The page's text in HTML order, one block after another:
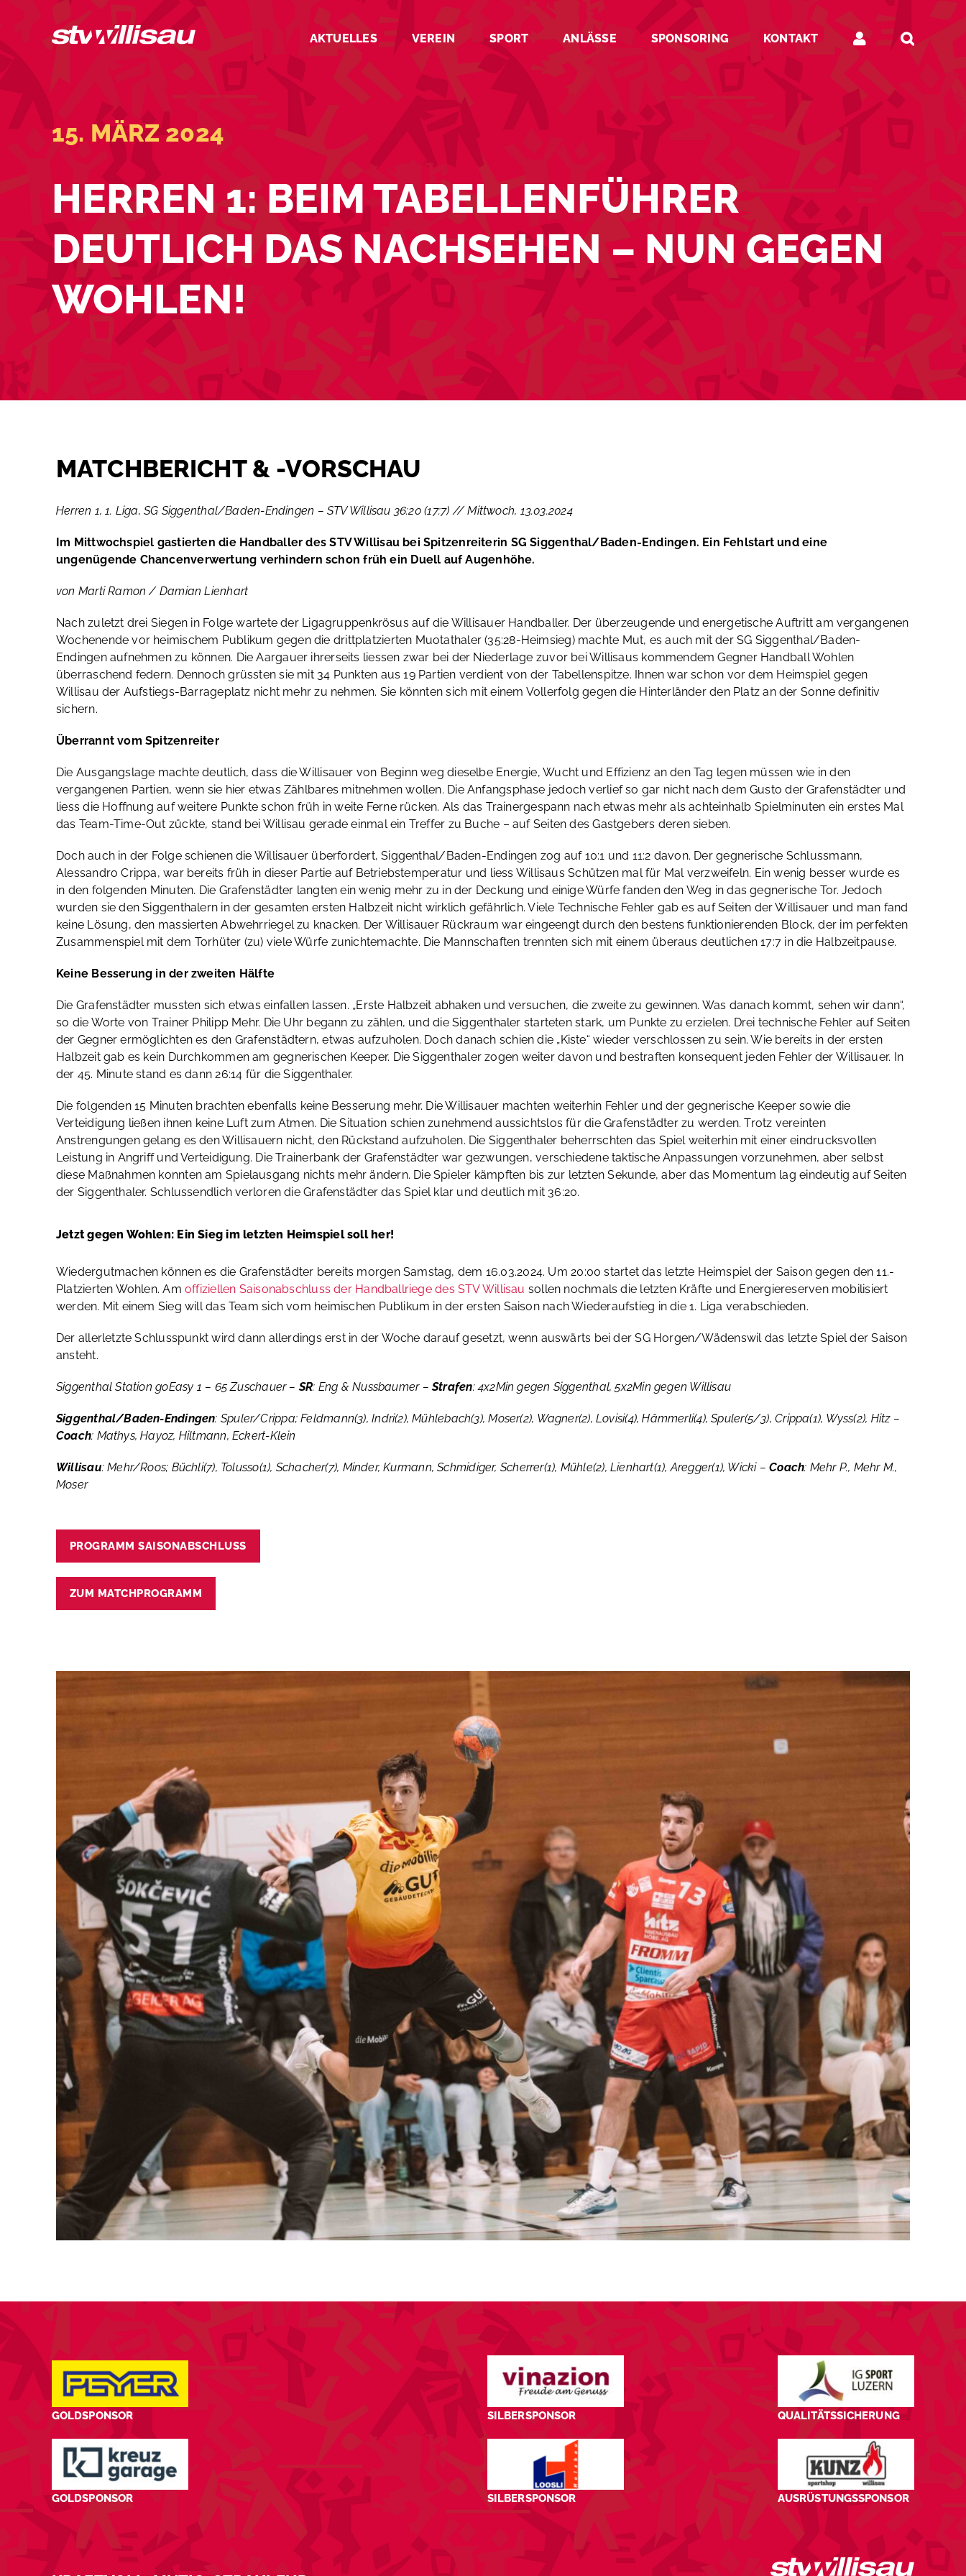
springen
AKTUELLES VEREIN SPORT ANLÄSSE SPONSORING KONTAKT
15. MÄRZ 2024
HERREN 1: BEIM TABELLENFÜHRER
DEUTLICH DAS NACHSEHEN – NUN GEGEN
WOHLEN!
MATCHBERICHT & -VORSCHAU
Herren 1, 1. Liga, SG Siggenthal/Baden-Endingen – STV Willisau 36:20 (17:7) // Mittwoch, 13.03.2024
Im Mittwochspiel gastierten die Handballer des STV Willisau bei Spitzenreiterin SG Siggenthal/Baden-Endingen. Ein Fehlstart und eine
ungenügende Chancenverwertung verhindern schon früh ein Duell auf Augenhöhe.
von Marti Ramon / Damian Lienhart
Nach zuletzt drei Siegen in Folge wartete der Ligagruppenkrösus auf die Willisauer Handballer. Der überzeugende und energetische Auftritt am vergangenen
Wochenende vor heimischem Publikum gegen die drittplatzierten Muotathaler (35:28-Heimsieg) machte Mut, es auch mit der SG Siggenthal/Baden-
Endingen aufnehmen zu können. Die Aargauer ihrerseits liessen zwar bei der Niederlage zuvor bei Willisaus kommendem Gegner Handball Wohlen
überraschend federn. Dennoch grüssten sie mit 34 Punkten aus 19 Partien verdient von der Tabellenspitze. Ihnen war schon vor dem Heimspiel gegen
Willisau der Aufstiegs-Barrageplatz nicht mehr zu nehmen. Sie könnten sich mit einem Vollerfolg gegen die Hinterländer den Platz an der Sonne definitiv
sichern.
Überrannt vom Spitzenreiter
Die Ausgangslage machte deutlich, dass die Willisauer von Beginn weg dieselbe Energie, Wucht und Effizienz an den Tag legen müssen wie in den
vergangenen Partien, wenn sie hier etwas Zählbares mitnehmen wollen. Die Anfangsphase jedoch verlief so gar nicht nach dem Gusto der Grafenstädter und
liess die Hoffnung auf weitere Punkte schon früh in weite Ferne rücken. Als das Trainergespann nach etwas mehr als achteinhalb Spielminuten ein erstes Mal
das Team-Time-Out zückte, stand bei Willisau gerade einmal ein Treffer zu Buche – auf Seiten des Gastgebers deren sieben.
Doch auch in der Folge schienen die Willisauer überfordert, Siggenthal/Baden-Endingen zog auf 10:1 und 11:2 davon. Der gegnerische Schlussmann,
Alessandro Crippa, war bereits früh in dieser Partie auf Betriebstemperatur und liess Willisaus Schützen mal für Mal verzweifeln. Ein wenig besser wurde es
in den folgenden Minuten. Die Grafenstädter langten ein wenig mehr zu in der Deckung und einige Würfe fanden den Weg in das gegnerische Tor. Jedoch
wurden sie den Siggenthalern in der gesamten ersten Halbzeit nicht wirklich gefährlich. Viele Technische Fehler gab es auf Seiten der Willisauer und man fand
keine Lösung, den massierten Abwehrriegel zu knacken. Der Willisauer Rückraum war eingeengt durch den bestens funktionierenden Block, der im perfekten
Zusammenspiel mit dem Torhüter (zu) viele Würfe zunichtemachte. Die Mannschaften trennten sich mit einem überaus deutlichen 17:7 in die Halbzeitpause.
Keine Besserung in der zweiten Hälfte
Die Grafenstädter mussten sich etwas einfallen lassen. „Erste Halbzeit abhaken und versuchen, die zweite zu gewinnen. Was danach kommt, sehen wir dann“,
so die Worte von Trainer Philipp Mehr. Die Uhr begann zu zählen, und die Siggenthaler starteten stark, um Punkte zu erzielen. Drei technische Fehler auf Seiten
der Gegner ermöglichten es den Grafenstädtern, etwas aufzuholen. Doch danach schien die „Kiste“ wieder verschlossen zu sein. Wie bereits in der ersten
Halbzeit gab es kein Durchkommen am gegnerischen Keeper. Die Siggenthaler zogen weiter davon und bestraften konsequent jeden Fehler der Willisauer. In
der 45. Minute stand es dann 26:14 für die Siggenthaler.
Die folgenden 15 Minuten brachten ebenfalls keine Besserung mehr. Die Willisauer machten weiterhin Fehler und der gegnerische Keeper sowie die
Verteidigung ließen ihnen keine Luft zum Atmen. Die Situation schien zunehmend aussichtslos für die Grafenstädter zu werden. Trotz vereinten
Anstrengungen gelang es den Willisauern nicht, den Rückstand aufzuholen. Die Siggenthaler beherrschten das Spiel weiterhin mit einer eindrucksvollen
Leistung in Angriff und Verteidigung. Die Trainerbank der Grafenstädter war gezwungen, verschiedene taktische Anpassungen vorzunehmen, aber selbst
diese Maßnahmen konnten am Spielausgang nichts mehr ändern. Die Spieler kämpften bis zur letzten Sekunde, aber das Momentum lag eindeutig auf Seiten
der Siggenthaler. Schlussendlich verloren die Grafenstädter das Spiel klar und deutlich mit 36:20.
Jetzt gegen Wohlen: Ein Sieg im letzten Heimspiel soll her!
Wiedergutmachen können es die Grafenstädter bereits morgen Samstag, dem 16.03.2024. Um 20:00 startet das letzte Heimspiel der Saison gegen den 11.-
Platzierten Wohlen. Amoffiziellen Saisonabschluss der Handballriege des STV Willisau sollen nochmals die letzten Kräfte und Energiereserven mobilisiert
werden. Mit einem Sieg will das Team sich vom heimischen Publikum in der ersten Saison nach Wiederaufstieg in die 1. Liga verabschieden.
Der allerletzte Schlusspunkt wird dann allerdings erst in der Woche darauf gesetzt, wenn auswärts bei der SG Horgen/Wädenswil das letzte Spiel der Saison
ansteht.
Siggenthal Station goEasy 1 – 65 Zuschauer –SR: Eng & Nussbaumer –Strafen: 4x2Min gegen Siggenthal, 5x2Min gegen Willisau
Siggenthal/Baden-Endingen: Spuler/Crippa; Feldmann(3), Indri(2), Mühlebach(3), Moser(2), Wagner(2), Lovisi(4), Hämmerli(4), Spuler(5/3), Crippa(1), Wyss(2), Hitz –
Coach: Mathys, Hayoz, Hiltmann, Eckert-Klein
Willisau: Mehr/Roos; Büchli(7), Tolusso(1), Schacher(7), Minder, Kurmann, Schmidiger, Scherrer(1), Mühle(2), Lienhart(1), Aregger(1), Wicki –Coach: Mehr P., Mehr M.,
Moser
PROGRAMM SAISONABSCHLUSS
ZUM MATCHPROGRAMM
GOLDSPONSOR
GOLDSPONSOR
SILBERSPONSOR
SILBERSPONSOR
QUALITÄTSSICHERUNG
AUSRÜSTUNGSSPONSOR